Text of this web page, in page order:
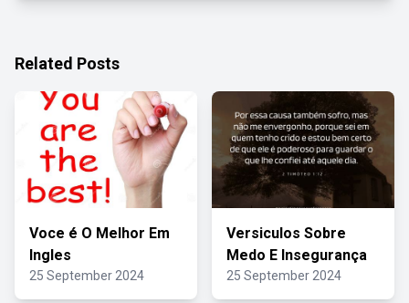
Related Posts
Voce é O Melhor Em
Ingles
25 September 2024
Versiculos Sobre
Medo E Insegurança
25 September 2024